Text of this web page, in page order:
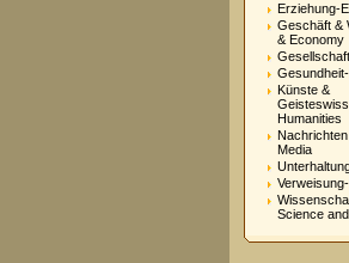
Erziehung-
Geschäft &
& Economy
Künste &
Humanities
Media
Science